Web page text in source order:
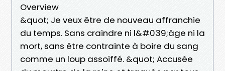
Overview
&quot; Je veux être de nouveau affranchie
du temps. Sans craindre ni l&#039;âge ni la
mort, sans être contrainte à boire du sang
comme un loup assoiffé. &quot; Accusée